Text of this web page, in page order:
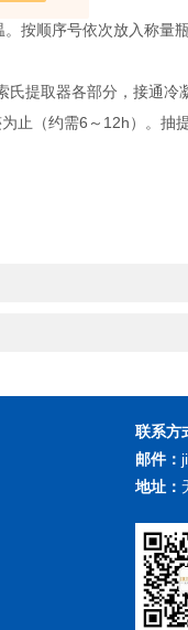
按顺序号依次放入称量瓶
提取器各部分，接通
止（约需6～12h）。抽
联系方
邮件：
地址：